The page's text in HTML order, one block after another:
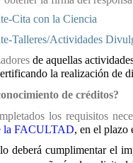
Cita con la Ciencia
Talleres/Actividades
de aquellas
la realización de
de créditos?
los requisitos
la FACULTAD, en el plazo
deberá cumplimentar el